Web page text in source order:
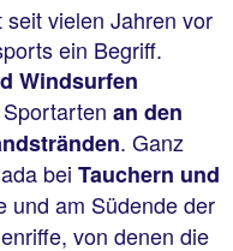
vielen Jahren vor
ein Begriff.
Windsurfen
an den
. Ganz
bei Tauchern und
und am Südende der
von denen die